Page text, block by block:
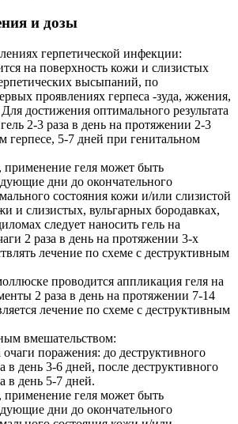
и дозы
герпетической инфекции:
на поверхность кожи и слизистых
высыпаний, по
проявлениях герпеса -зуда, жжения,
достижения оптимального результата
2-3 раза в день на протяжении 2-3
герпесе, 5-7 дней при генитальном
геля может быть
дни до окончательного
состояния кожи и/или слизистой
и слизистых, вульгарных бородавках,
следует наносить гель на
2 раза в день на протяжении 3-х
лечение по схеме с деструктивным
проводится аппликация геля на
2 раза в день на протяжении 7-14
лечение по схеме с деструктивным
вмешательством:
поражения: до деструктивного
в день 3-6 дней, после деструктивного
в день 5-7 дней.
геля может быть
дни до окончательного